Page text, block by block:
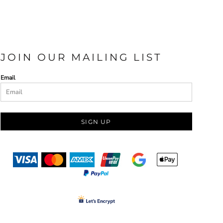
JOIN OUR MAILING LIST
Email
SIGN UP